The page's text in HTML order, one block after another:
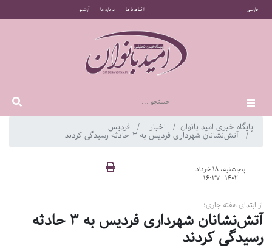
فارسی ارتباط با ما درباره ما آرشیو
پایگاه خبری امید بانوان اخبار فردیس
آتش‌نشانان شهرداری فردیس به ۳ حادثه رسیدگی کردند
پنجشنبه، 18 خرداد
1402 - 16:37
از ابتدای هفته جاری؛
آتش‌نشانان شهرداری فردیس به ۳ حادثه
رسیدگی کردند